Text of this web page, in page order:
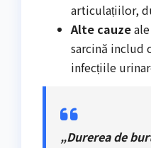
articulațiilor,
Alte cauze
sarcină includ
infecțiile
„Durerea de